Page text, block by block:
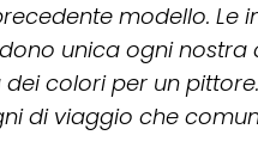
modello. Le
unica ogni nostra
colori per un
di viaggio che